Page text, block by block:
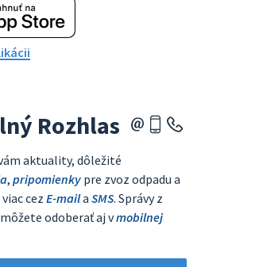
Rozhlas
aktuality, dôležité
, pripomienky pre zvoz odpadu a
cezE-maila SMS. Správy z
odoberať aj vmobilnej